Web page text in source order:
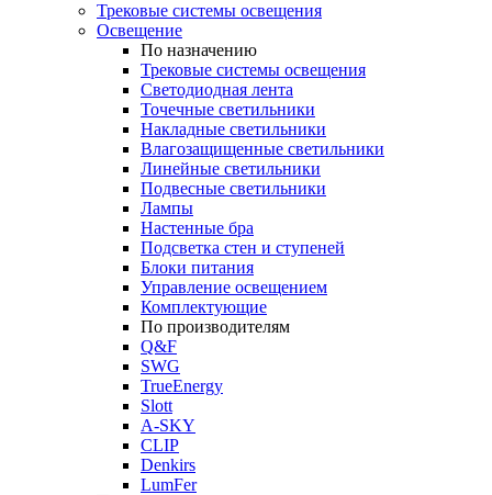
Трековые системы освещения
Освещение
По назначению
Трековые системы освещения
Светодиодная лента
Точечные светильники
Накладные светильники
Влагозащищенные светильники
Линейные светильники
Подвесные светильники
Лампы
Настенные бра
Подсветка стен и ступеней
Блоки питания
Управление освещением
Комплектующие
По производителям
Q&F
SWG
TrueEnergy
Slott
A-SKY
CLIP
Denkirs
LumFer